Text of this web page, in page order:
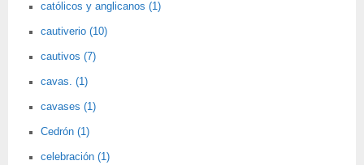
católicos y anglicanos (1)
cautiverio (10)
cautivos (7)
cavas. (1)
cavases (1)
Cedrón (1)
celebración (1)